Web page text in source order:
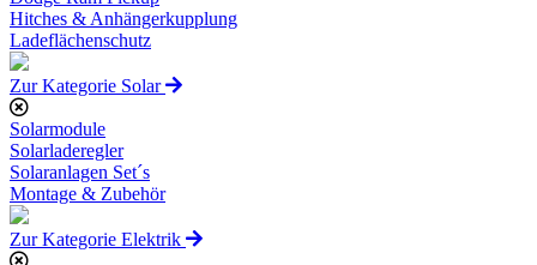
Hitches & Anhängerkupplung
Ladeflächenschutz
Zur Kategorie Solar
Solarmodule
Solarladeregler
Solaranlagen Set´s
Montage & Zubehör
Zur Kategorie Elektrik